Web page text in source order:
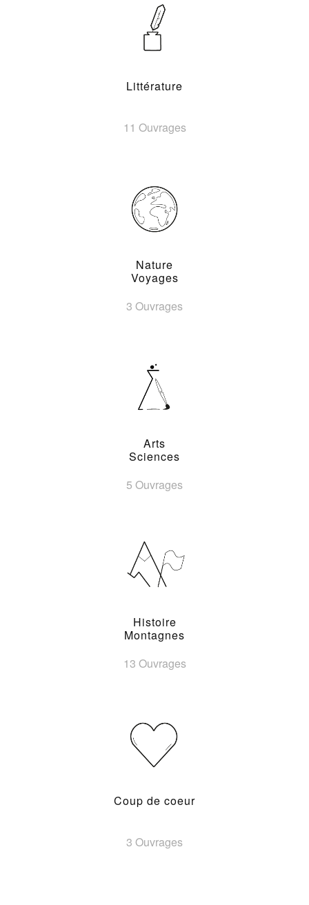
Littérature
11 Ouvrages
Nature
Voyages
3 Ouvrages
Arts
Sciences
5 Ouvrages
Histoire
Montagnes
13 Ouvrages
Coup de coeur
3 Ouvrages